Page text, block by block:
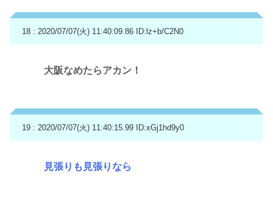
18 : 2020/07/07(火) 11:40:09.86 ID:lz+b/C2N0
大阪なめたらアカン！
19 : 2020/07/07(火) 11:40:15.99 ID:xGj1hd9y0
見張りも見張りなら